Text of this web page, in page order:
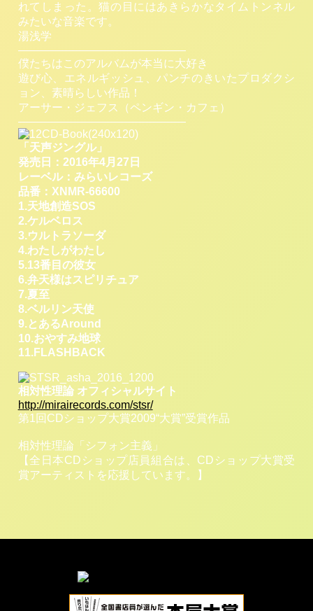
れてしまった。猫の目にはあきらかなタイムトンネル
みたいな音楽です。
湯浅学
———————————————
僕たちはこのアルバムが本当に大好き
遊び心、エネルギッシュ、パンチのきいたプロダクシ
ョン、素晴らしい作品！
アーサー・ジェフス（ペンギン・カフェ）
———————————————
「天声ジングル」
発売日：2016年4月27日
レーベル：みらいレコーズ
品番：XNMR-66600
1.天地創造SOS
2.ケルベロス
3.ウルトラソーダ
4.わたしがわたし
5.13番目の彼女
6.弁天様はスピリチュア
7.夏至
8.ベルリン天使
9.とあるAround
10.おやすみ地球
11.FLASHBACK
相対性理論 オフィシャルサイト
http://mirairecords.com/stsr/
第1回CDショップ大賞2009“大賞”受賞作品
相対性理論「シフォン主義」
【全日本CDショップ店員組合は、CDショップ大賞受
賞アーティストを応援しています。】